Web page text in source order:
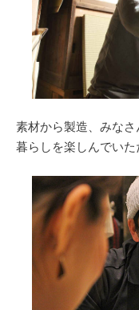
素材から製造、みなさ
暮らしを楽しんでいた